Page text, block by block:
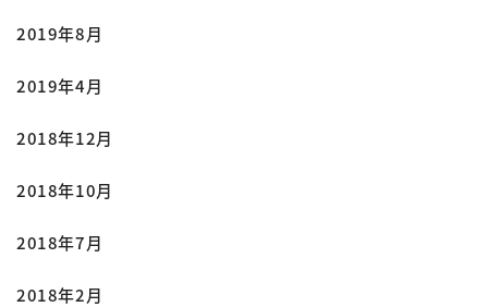
2019年8月
2019年4月
2018年12月
2018年10月
2018年7月
2018年2月